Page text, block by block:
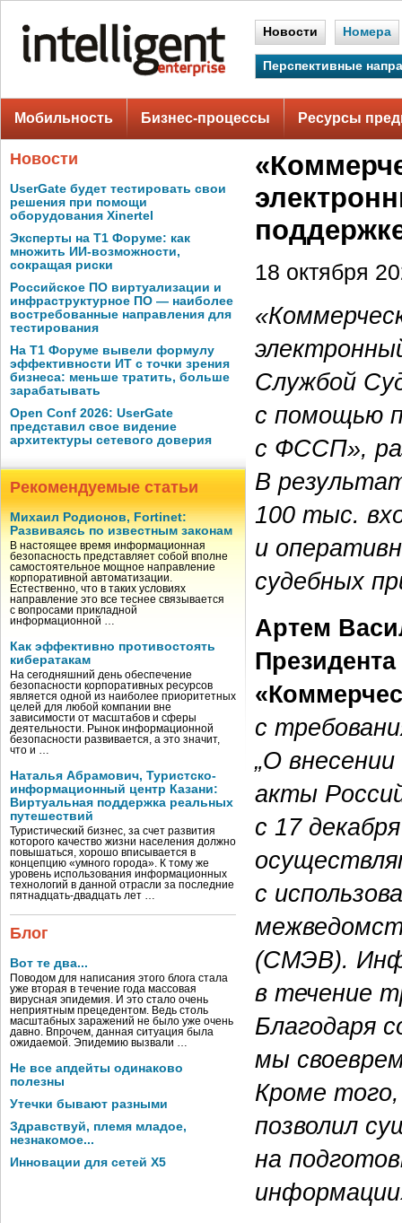
Новости Номера
Перспективные
Мобильность Бизнес-процессы Ресурсы
Новости
UserGate будет тестировать свои
решения при помощи
оборудования Xinertel
Эксперты на Т1 Форуме: как
множить ИИ-возможности,
сокращая риски
Российское ПО виртуализации и
инфраструктурное ПО — наиболее
востребованные направления для
тестирования
На Т1 Форуме вывели формулу
эффективности ИТ с точки зрения
бизнеса: меньше тратить, больше
зарабатывать
Open Conf 2026: UserGate
представил свое видение
архитектуры сетевого доверия
Рекомендуемые статьи
Михаил Родионов, Fortinet:
Развиваясь по известным законам
В настоящее время информационная
безопасность представляет собой вполне
самостоятельное мощное направление
корпоративной автоматизации.
Естественно, что в таких условиях
направление это все теснее связывается
с вопросами прикладной
информационной …
Как эффективно противостоять
кибератакам
На сегодняшний день обеспечение
безопасности корпоративных ресурсов
является одной из наиболее приоритетных
целей для любой компании вне
зависимости от масштабов и сферы
деятельности. Рынок информационной
безопасности развивается, а это значит,
что и …
Наталья Абрамович, Туристско-
информационный центр Казани:
Виртуальная поддержка реальных
путешествий
Туристический бизнес, за счет развития
которого качество жизни населения должно
повышаться, хорошо вписывается в
концепцию «умного города». К тому же
уровень использования информационных
технологий в данной отрасли за последние
пятнадцать-двадцать лет …
Блог
Вот те два...
Поводом для написания этого блога стала
уже вторая в течение года массовая
вирусная эпидемия. И это стало очень
неприятным прецедентом. Ведь столь
масштабных заражений не было уже очень
давно. Впрочем, данная ситуация была
ожидаемой. Эпидемию вызвали …
Не все апдейты одинаково
полезны
Утечки бывают разными
Здравствуй, племя младое,
незнакомое...
Инновации для сетей X5
18 октября
Службой
с помощью
с ФССП»,
В
100 тыс.
и
судебных
Артем
с
„О
акты
с 17
с
(СМЭВ).
в течение
Благодаря
мы
Кроме
позволил
на